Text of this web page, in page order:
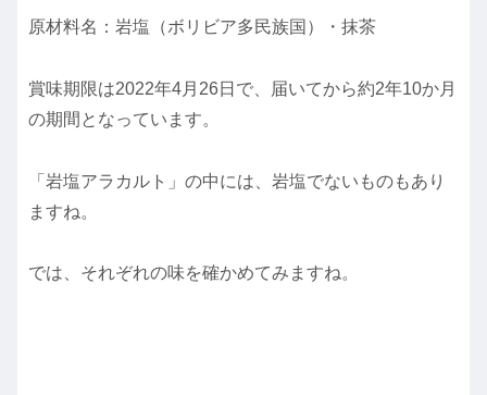
原材料名：岩塩（ボリビア多民族国）・抹茶
賞味期限は2022年4月26日で、届いてから約2年10か月
の期間となっています。
「岩塩アラカルト」の中には、岩塩でないものもあり
ますね。
では、それぞれの味を確かめてみますね。